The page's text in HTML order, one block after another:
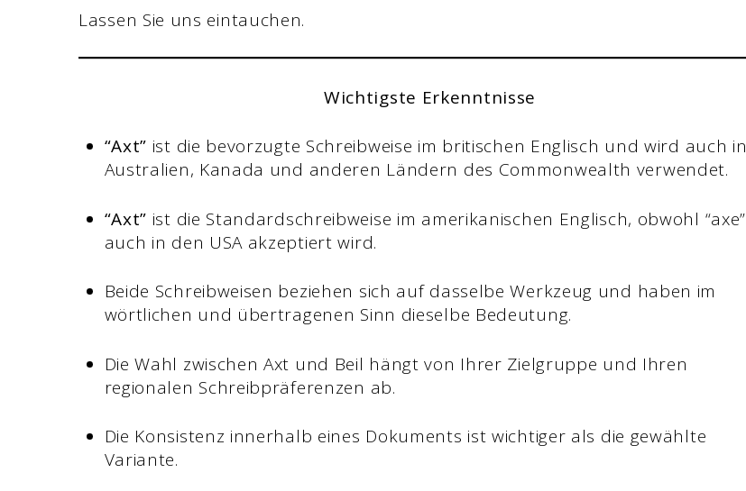
Lassen Sie uns eintauchen.
Wichtigste Erkenntnisse
“Axt” ist die bevorzugte Schreibweise im britischen Englisch und wird auch in
Australien, Kanada und anderen Ländern des Commonwealth verwendet.
“Axt” ist die Standardschreibweise im amerikanischen Englisch, obwohl “axe”
auch in den USA akzeptiert wird.
Beide Schreibweisen beziehen sich auf dasselbe Werkzeug und haben im
wörtlichen und übertragenen Sinn dieselbe Bedeutung.
Die Wahl zwischen Axt und Beil hängt von Ihrer Zielgruppe und Ihren
regionalen Schreibpräferenzen ab.
Die Konsistenz innerhalb eines Dokuments ist wichtiger als die gewählte
Variante.